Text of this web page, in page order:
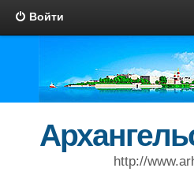
Войти
http://